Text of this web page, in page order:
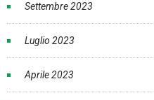
Settembre 2023
Luglio 2023
Aprile 2023